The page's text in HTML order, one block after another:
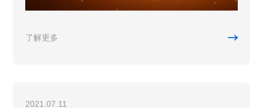
了解更多 
2021.07.11